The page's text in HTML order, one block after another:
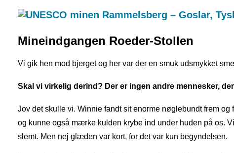
Mineindgangen Roeder-Stollen
Vi gik hen mod bjerget og her var der en smuk udsmykket
Skal vi virkelig derind? Der er ingen andre mennesker,
Jov det skulle vi. Winnie fandt sit enorme nøglebundt frem
og kunne også mærke kulden krybe ind under huden på os.
slemt. Men nej glæden var kort, for det var kun begyndelsen.